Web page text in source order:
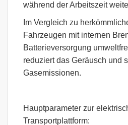
während der Arbeitszeit
Im Vergleich zu
Fahrzeugen mit internen
Batterieversorgung
reduziert das Geräusch und
Gasemissionen.
Hauptparameter zur
Transportplattform: